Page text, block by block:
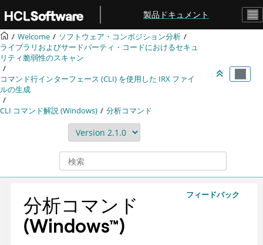
メインコンテンツにジャンプ
製品ドキュメント
Welcome
ソフトウェア・コンポジション分析
ライブラリおよびサードパーティ・コードにおけるセキュ
リティ脆弱性のスキャン
コマンド行インターフェース (CLI) を使用した IRX ファイ
ルの生成
CLI コマンド解説 (Windows) 分析コマンド
フィードバック
分析コマンド
(Windows™)